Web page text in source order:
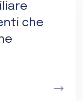
che